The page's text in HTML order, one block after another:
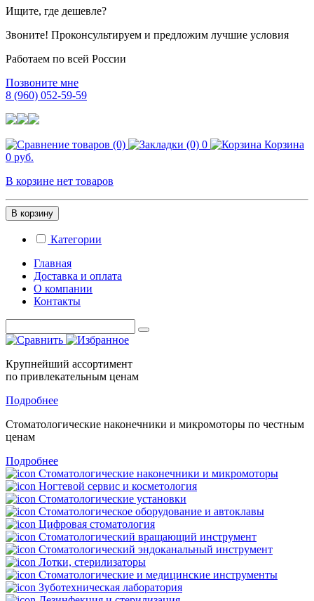
Ищите, где дешевле?
Звоните! Проконсультируем и предложим лучшие условия
Работаем по всей России
Позвоните мне
8 (960) 052-59-59
0
Корзина
0 руб.
В корзине нет товаров
В корзину
Категории
Главная
Доставка и оплата
О компании
Контакты
Крупнейший ассортимент
по привлекательным ценам
Подробнее
Стоматологические наконечники и микромоторы по честным
ценам
Подробнее
Стоматологические наконечники и микромоторы
Ногтевой сервис и косметология
Стоматологические установки
Стоматологическое оборудование и автоклавы
Цифровая стоматология
Стоматологический вращающий инструмент
Стоматологический эндоканальный инструмент
Лотки, стерилизаторы
Стоматологические и медицинские инструменты
Зуботехническая лаборатория